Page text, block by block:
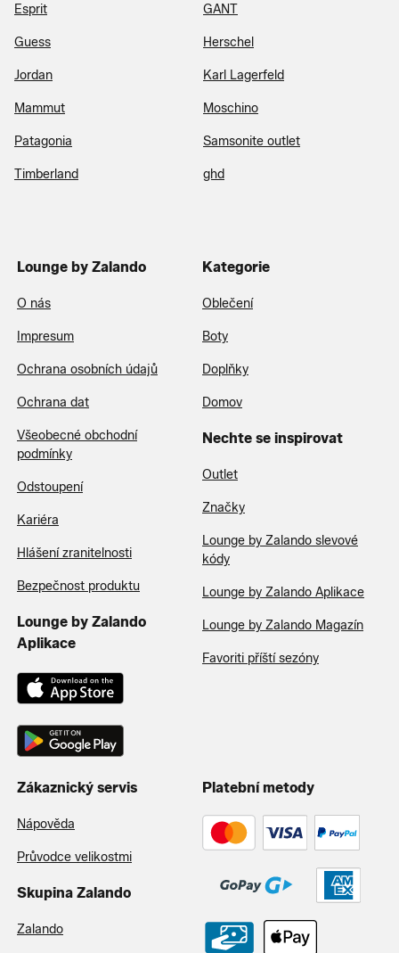
Esprit GANT
Guess Herschel
Jordan Karl Lagerfeld
Mammut Moschino
Patagonia Samsonite outlet
Timberland ghd
Lounge by Zalando
O nás
Impresum
Ochrana osobních údajů
Ochrana dat
Všeobecné obchodní
podmínky
Odstoupení
Kariéra
Hlášení zranitelnosti
Bezpečnost produktu
Lounge by Zalando
Aplikace
Kategorie
Oblečení
Boty
Doplňky
Domov
Nechte se inspirovat
Outlet
Značky
Lounge by Zalando slevové
kódy
Lounge by Zalando Aplikace
Lounge by Zalando Magazín
Favoriti příští sezóny
Zákaznický servis
Nápověda
Průvodce velikostmi
Skupina Zalando
Zalando
Platební metody